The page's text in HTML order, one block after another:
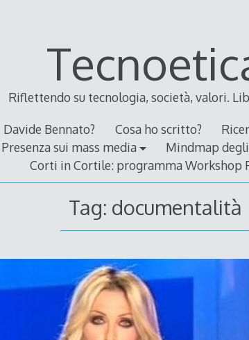
Riflettendo su tecnologia, società, valori.
Davide Bennato? Cosa ho scritto?
Presenza sui mass media
Mindmap
Corti in Cortile: programma Workshop
Tag: documentalità